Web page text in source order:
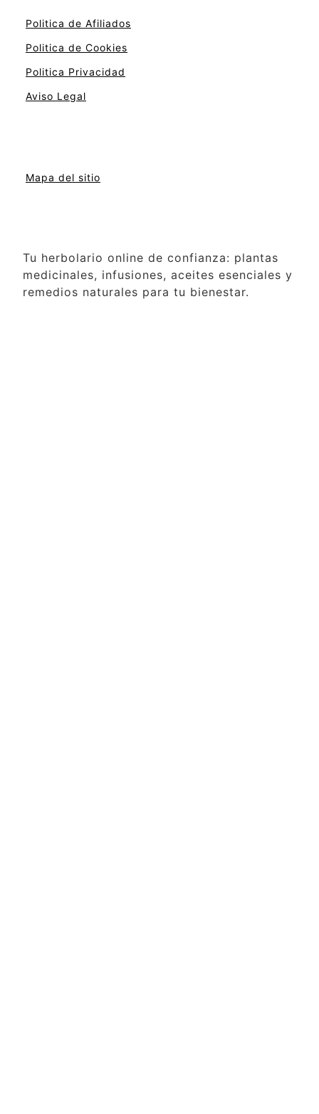
Politica de Afiliados
Politica de Cookies
Politica Privacidad
Aviso Legal
Mapa del sitio
Tu herbolario online de confianza: plantas
medicinales, infusiones, aceites esenciales y
remedios naturales para tu bienestar.